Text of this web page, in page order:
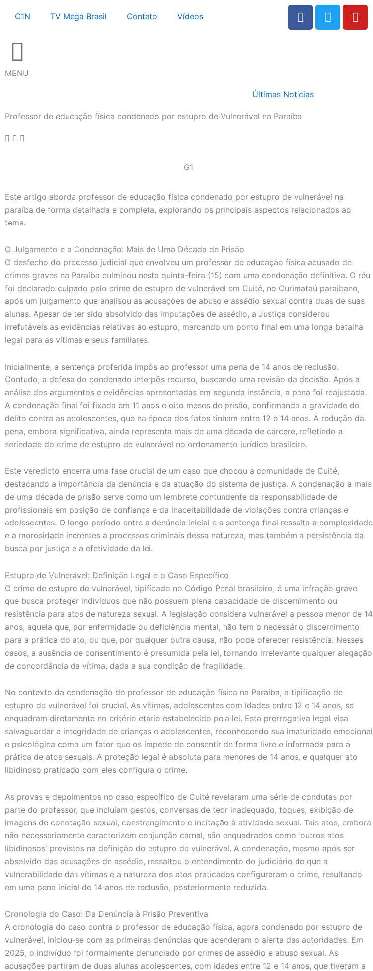
para
conteúdo
C1N TV Mega Brasil Contato Vídeos
F
a
k
T
w
Y
o
MENU
Últimas Notícias
Professor de educação física condenado por estupro de Vulnerável na Paraíba
G1
Este artigo aborda professor de educação física condenado por estupro de vulnerável na
paraíba de forma detalhada e completa, explorando os principais aspectos relacionados ao
tema.
O Julgamento e a Condenação: Mais de Uma Década de Prisão
O desfecho do processo judicial que envolveu um professor de educação física acusado de
crimes graves na Paraíba culminou nesta quinta-feira (15) com uma condenação definitiva. O réu
foi declarado culpado pelo crime de estupro de vulnerável em Cuité, no Curimataú paraibano,
após um julgamento que analisou as acusações de abuso e assédio sexual contra duas de suas
alunas. Apesar de ter sido absolvido das imputações de assédio, a Justiça considerou
irrefutáveis as evidências relativas ao estupro, marcando um ponto final em uma longa batalha
legal para as vítimas e seus familiares.
Inicialmente, a sentença proferida impôs ao professor uma pena de 14 anos de reclusão.
Contudo, a defesa do condenado interpôs recurso, buscando uma revisão da decisão. Após a
análise dos argumentos e evidências apresentadas em segunda instância, a pena foi reajustada.
A condenação final foi fixada em 11 anos e oito meses de prisão, confirmando a gravidade do
delito contra as adolescentes, que na época dos fatos tinham entre 12 e 14 anos. A redução da
pena, embora significativa, ainda representa mais de uma década de cárcere, refletindo a
seriedade do crime de estupro de vulnerável no ordenamento jurídico brasileiro.
Este veredicto encerra uma fase crucial de um caso que chocou a comunidade de Cuité,
destacando a importância da denúncia e da atuação do sistema de justiça. A condenação a mais
de uma década de prisão serve como um lembrete contundente da responsabilidade de
profissionais em posição de confiança e da inaceitabilidade de violações contra crianças e
adolescentes. O longo período entre a denúncia inicial e a sentença final ressalta a complexidade
e a morosidade inerentes a processos criminais dessa natureza, mas também a persistência da
busca por justiça e a efetividade da lei.
Estupro de Vulnerável: Definição Legal e o Caso Específico
O crime de estupro de vulnerável, tipificado no Código Penal brasileiro, é uma infração grave
que busca proteger indivíduos que não possuem plena capacidade de discernimento ou
resistência para atos de natureza sexual. A legislação considera vulnerável a pessoa menor de 14
anos, aquela que, por enfermidade ou deficiência mental, não tem o necessário discernimento
para a prática do ato, ou que, por qualquer outra causa, não pode oferecer resistência. Nesses
casos, a ausência de consentimento é presumida pela lei, tornando irrelevante qualquer alegação
de concordância da vítima, dada a sua condição de fragilidade.
No contexto da condenação do professor de educação física na Paraíba, a tipificação de
estupro de vulnerável foi crucial. As vítimas, adolescentes com idades entre 12 e 14 anos, se
enquadram diretamente no critério etário estabelecido pela lei. Esta prerrogativa legal visa
salvaguardar a integridade de crianças e adolescentes, reconhecendo sua imaturidade emocional
e psicológica como um fator que os impede de consentir de forma livre e informada para a
prática de atos sexuais. A proteção legal é absoluta para menores de 14 anos, e qualquer ato
libidinoso praticado com eles configura o crime.
As provas e depoimentos no caso específico de Cuité revelaram uma série de condutas por
parte do professor, que incluíam gestos, conversas de teor inadequado, toques, exibição de
imagens de conotação sexual, constrangimento e incitação à atividade sexual. Tais atos, embora
não necessariamente caracterizem conjunção carnal, são enquadrados como 'outros atos
libidinosos' previstos na definição do estupro de vulnerável. A condenação, mesmo após ser
absolvido das acusações de assédio, ressaltou o entendimento do judiciário de que a
vulnerabilidade das vítimas e a natureza dos atos praticados configuraram o crime, resultando
em uma pena inicial de 14 anos de reclusão, posteriormente reduzida.
Cronologia do Caso: Da Denúncia à Prisão Preventiva
A cronologia do caso contra o professor de educação física, agora condenado por estupro de
vulnerável, iniciou-se com as primeiras denúncias que acenderam o alerta das autoridades. Em
2025, o indivíduo foi formalmente denunciado por crimes de assédio e abuso sexual. As
acusações partiram de duas alunas adolescentes, com idades entre 12 e 14 anos, que tiveram a